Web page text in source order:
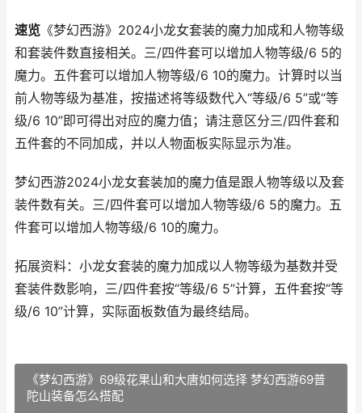
速览 《梦幻西游》2024小龙女套装的魔力加成和人物等级
和套装件数直接相关。三/四件套可以增加人物等级/6 5的
魔力。五件套可以增加人物等级/6 10的魔力。计算时以当
前人物等级为基准，按描述将等级数代入“等级/6 5”或“等
级/6 10”即可得出对应的魔力值；请注意区分三/四件套和
五件套的不同加成，并以人物面板实际显示为准。
梦幻西游2024小龙女套装加的魔力值是跟人物等级以及套
装件数有关。三/四件套可以增加人物等级/6 5的魔力。五
件套可以增加人物等级/6 10的魔力。
拓展资料：小龙女套装的魔力加成以人物等级为基数并受
套装件数影响，三/四件套按“等级/6 5”计算，五件套按“等
级/6 10”计算，实际面板数值为最终结局。
《梦幻西游》69级花果山和大唐如何选择 梦幻西游69普
陀山装备怎么搭配